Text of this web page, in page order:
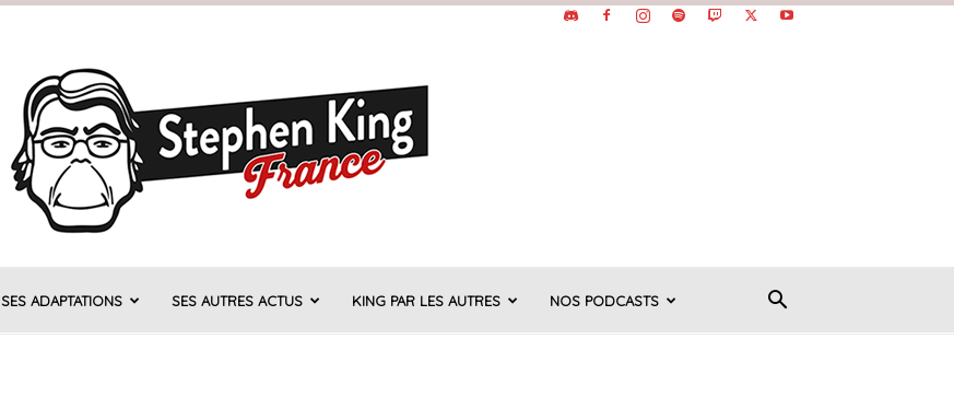
Stephen
SES ADAPTATIONS SES AUTRES ACTUS KING PAR LES AUTRES NOS PODCASTS